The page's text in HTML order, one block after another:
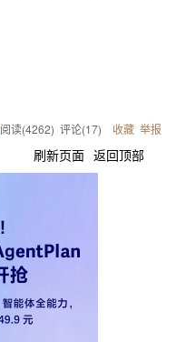
阅读(4262) 评论(17) 收藏 举报
刷新页面 返回顶部